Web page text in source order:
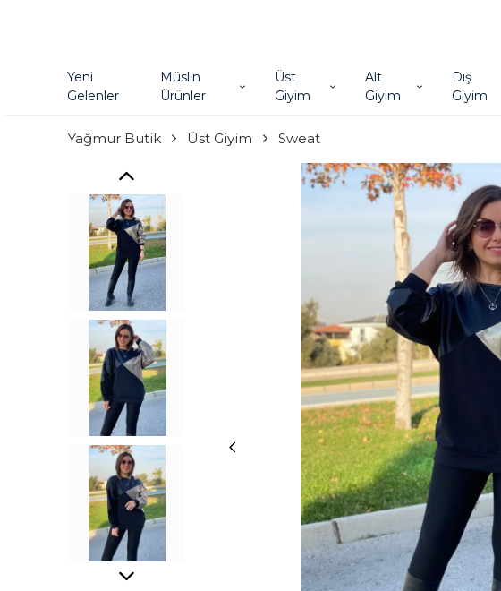
Yeni
Gelenler
Müslin
Ürünler
Üst
Giyim
Alt
Giyim
Dış
Giyim
Yağmur Butik Üst Giyim Sweat